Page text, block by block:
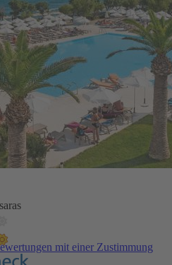
mit einer Zustimmung